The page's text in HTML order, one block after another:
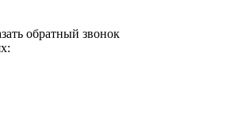
обратный звонок